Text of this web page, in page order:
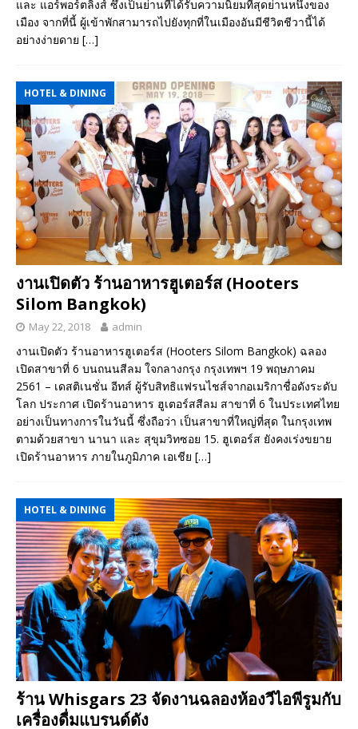
และ แอร์พอร์ตลิงส์ ซึ่งเป็นย่านที่ได้รับความนิยมที่สุดย่านหนึ่งของ
เมือง จากที่นี้ ผู้เข้าพักสามารถไปยังทุกที่ในเมืองอันมีชีวิตชีวานี้ได้
อย่างง่ายดาย […]
HOTEL & DINING
งานเปิดตัว ร้านอาหารฮูเตอร์ส (Hooters
Silom Bangkok)
May 22, 2018 admin
งานเปิดตัว ร้านอาหารฮูเตอร์ส (Hooters Silom Bangkok) ฉลอง
เปิดสาขาที่ 6 บนถนนสีลม ใจกลางกรุง กรุงเทพฯ 19 พฤษภาคม
2561 – เดสติเนชั่น อีทส์ ผู้รับสิทธิแฟรนไชส์จากอเมริกาชื่อดังระดับ
โลก ประกาศ เปิดร้านอาหาร ฮูเตอร์สสีลม สาขาที่ 6 ในประเทศไทย
อย่างเป็นทางการในวันนี้ ซึ่งถือว่า เป็นสาขาที่ใหญ่ที่สุด ในกรุงเทพ
ตามด้วยสาขา นานา และ สุขุมวิทซอย 15. ฮูเตอร์ส ยังคงเร่งขยาย
เปิดร้านอาหาร ภายในภูมิภาค เอเชีย […]
HOTEL & DINING
ร้าน Whisgars 23 จัดงานฉลองห้องวีไอพีรูมกับ
เครื่องดื่มแบรนด์ดัง